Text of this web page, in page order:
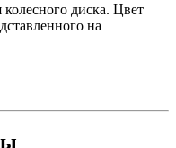
колесного диска. Цвет
на